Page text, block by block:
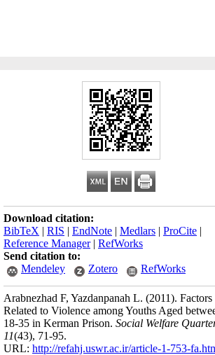
Download citation:
BibTeX | RIS | EndNote | Medlars | ProCite |
Reference Manager| RefWorks
Send citation to:
Mendeley
Zotero RefWorks
Arabnezhad F, Yazdanpanah L. (2011). Factors
Related to Violence among Youths Aged
18-35 in Kerman Prison. Social Welfare
11(43), 71-95.
URL: http://refahj.uswr.ac.ir/article-1-753-